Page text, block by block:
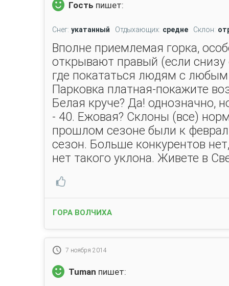
Гость пишет:
Снег: укатанный Отдыхающих: средне Склон:
Вполне приемлемая горка,
открывают правый (если снизу
где покататься людям с
Парковка платная-покажите
Белая круче? Да! однозначно,
- 40. Ежовая? Склоны (все)
прошлом сезоне были к
сезон. Больше конкурентов
нет такого уклона. Живете в
ГОРА ВОЛЧИХА
7 ноября 2014
Tuman пишет: